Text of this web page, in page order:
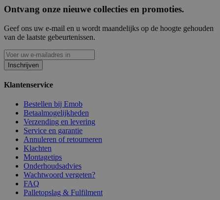
Ontvang onze nieuwe collecties en promoties.
Geef ons uw e-mail en u wordt maandelijks op de hoogte gehouden
van de laatste gebeurtenissen.
Inschrijven
Klantenservice
Bestellen bij Emob
Betaalmogelijkheden
Verzending en levering
Service en garantie
Annuleren of retourneren
Klachten
Montagetips
Onderhoudsadvies
Wachtwoord vergeten?
FAQ
Palletopslag & Fulfilment